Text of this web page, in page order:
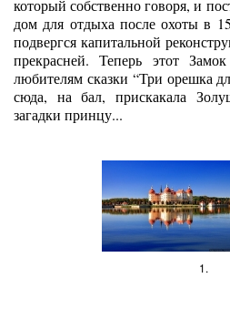
который собственно говоря, и
дом для отдыха после охоты в
подвергся капитальной
прекрасней. Теперь этот
любителям сказки “Три орешка
сюда, на бал, прискакала
загадки принцу...
1.